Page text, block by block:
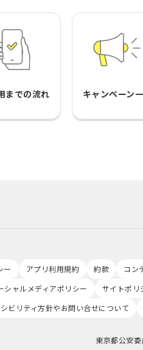
までの流れ キャンペーン
ー アプリ利用規約 約款 コン
シャルメディアポリシー サイトポリ
ビリティ方針やお問い合せについて
東京都公安